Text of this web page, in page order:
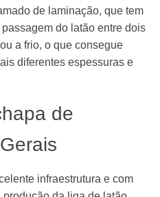
de laminação, que tem
do latão entre dois
a frio, o que consegue
diferentes espessuras e
de
infraestrutura e com